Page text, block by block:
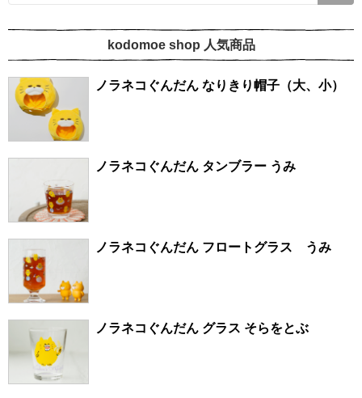
kodomoe shop 人気商品
ノラネコぐんだん なりきり帽子（大、小）
ノラネコぐんだん タンブラー うみ
ノラネコぐんだん フロートグラス うみ
ノラネコぐんだん グラス そらをとぶ